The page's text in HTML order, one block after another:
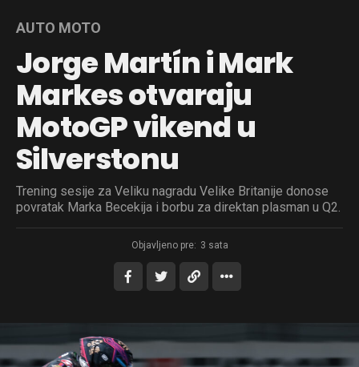
AUTO MOTO
Jorge Martín i Mark
Markes otvaraju
MotoGP vikend u
Silverstonu
Trening sesije za Veliku nagradu Velike Britanije donose
povratak Marka Becekija i borbu za direktan plasman u Q2.
Objavljeno pre: 3 sata